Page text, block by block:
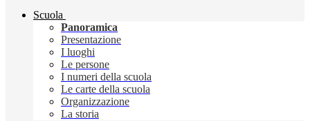
Scuola
Panoramica
Presentazione
I luoghi
Le persone
I numeri della scuola
Le carte della scuola
Organizzazione
La storia